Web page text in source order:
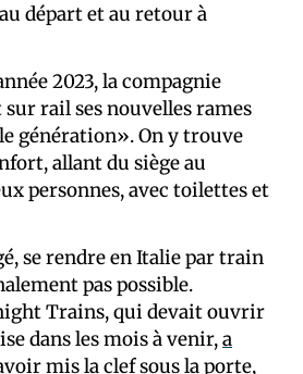
départ et au retour à
2023, la compagnie
rail ses nouvelles rames
génération». On y trouve
allant du siège au
personnes, avec toilettes et
se rendre en Italie par train
pas possible.
Trains, qui devait ouvrir
dans les mois à venir,a
mis la clef sous la porte,